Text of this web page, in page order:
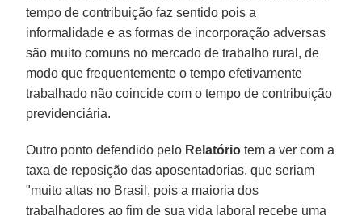
tempo de contribuição faz sentido pois a
informalidade e as formas de incorporação adversas
são muito comuns no mercado de trabalho rural, de
modo que frequentemente o tempo efetivamente
trabalhado não coincide com o tempo de contribuição
previdenciária.
Outro ponto defendido pelo Relatório tem a ver com a
taxa de reposição das aposentadorias, que seriam
"muito altas no Brasil, pois a maioria dos
trabalhadores ao fim de sua vida laboral recebe uma